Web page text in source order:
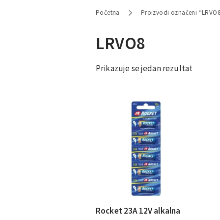
Početna Proizvodi označeni
LRVO8
Prikazuje se jedan rezultat
Rocket 23A 12V alkalna